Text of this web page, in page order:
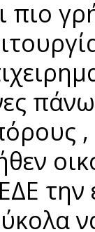
πιο